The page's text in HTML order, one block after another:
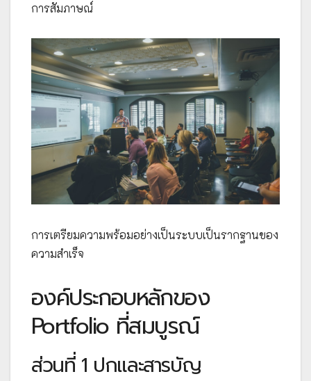
การสัมภาษณ์
การเตรียมความพร้อมอย่างเป็นระบบเป็นรากฐานของ
ความสำเร็จ
องค์ประกอบหลักของ
Portfolio ที่สมบูรณ์
ส่วนที่ 1 ปกและสารบัญ